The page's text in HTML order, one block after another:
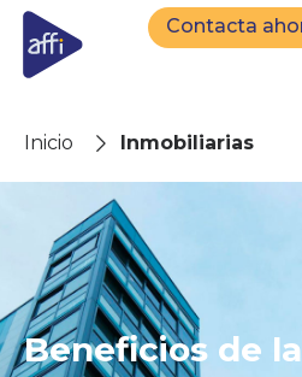
Contacta
Inicio Inmobiliarias
Beneficios de